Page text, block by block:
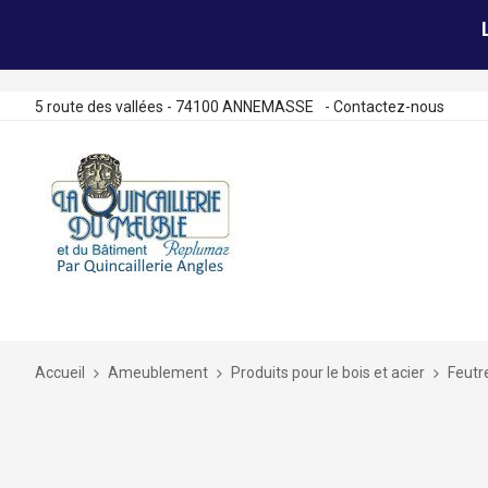
5 route des vallées - 74100 ANNEMASSE - Contactez-nous
Accueil Ameublement Produits pour le bois et acier